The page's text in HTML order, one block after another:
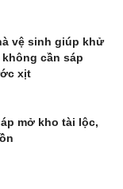
vệ sinh giúp khử
cần sáp
xịt
mở kho tài lộc,